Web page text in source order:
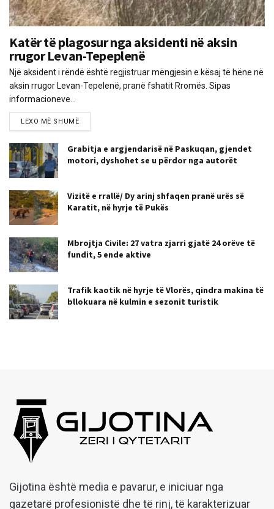
Katër të plagosur nga aksidenti në aksin
rrugor Levan-Tepeplenë
Një aksident i rëndë është regjistruar mëngjesin e kësaj të hëne në
aksin rrugor Levan-Tepelenë, pranë fshatit Rromës. Sipas
informacioneve...
LEXO MË SHUMË
Grabitja e argjendarisë në Paskuqan, gjendet
motori, dyshohet se u përdor nga autorët
Vizitë e rrallë/ Dy arinj shfaqen pranë urës së
Karatit, në hyrje të Pukës
Mbrojtja Civile: 27 vatra zjarri gjatë 24 orëve të
fundit, 5 ende aktive
Trafik kaotik në hyrje të Vlorës, qindra makina të
bllokuara në kulmin e sezonit turistik
Gijotina është media e pavarur, e iniciuar nga
gazetarë profesionistë dhe të rinj, të karakterizuar